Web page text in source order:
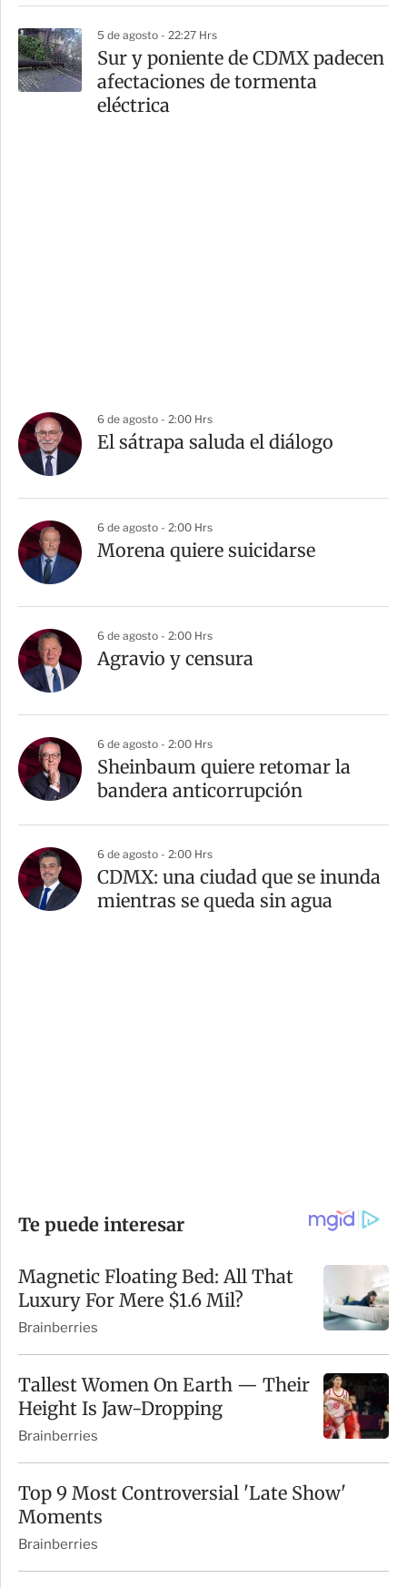
5 de agosto - 22:27 Hrs
Sur y poniente de CDMX padecen
afectaciones de tormenta
eléctrica
6 de agosto - 2:00 Hrs
El sátrapa saluda el diálogo
6 de agosto - 2:00 Hrs
Morena quiere suicidarse
6 de agosto - 2:00 Hrs
Agravio y censura
6 de agosto - 2:00 Hrs
Sheinbaum quiere retomar la
bandera anticorrupción
6 de agosto - 2:00 Hrs
CDMX: una ciudad que se inunda
mientras se queda sin agua